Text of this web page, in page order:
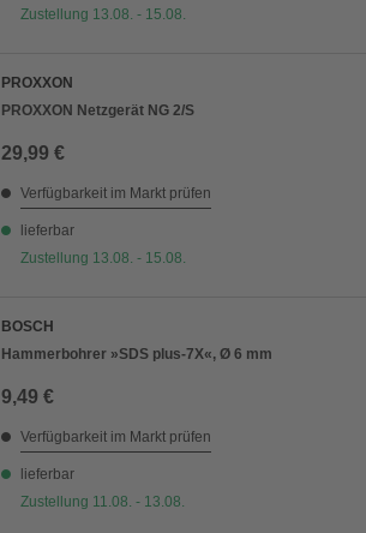
Zustellung 13.08. - 15.08.
PROXXON
PROXXON Netzgerät NG 2/S
29,99 €
Verfügbarkeit im Markt prüfen
lieferbar
Zustellung 13.08. - 15.08.
BOSCH
Hammerbohrer »SDS plus-7X«, Ø 6 mm
9,49 €
Verfügbarkeit im Markt prüfen
lieferbar
Zustellung 11.08. - 13.08.